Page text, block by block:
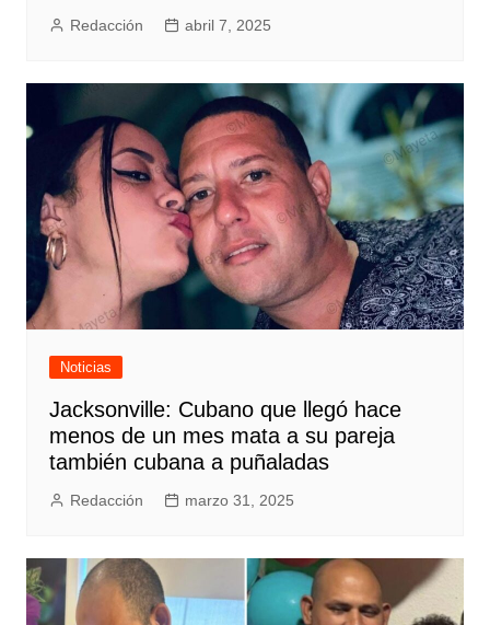
Redacción abril 7, 2025
Noticias
Jacksonville: Cubano que llegó hace
menos de un mes mata a su pareja
también cubana a puñaladas
Redacción marzo 31, 2025